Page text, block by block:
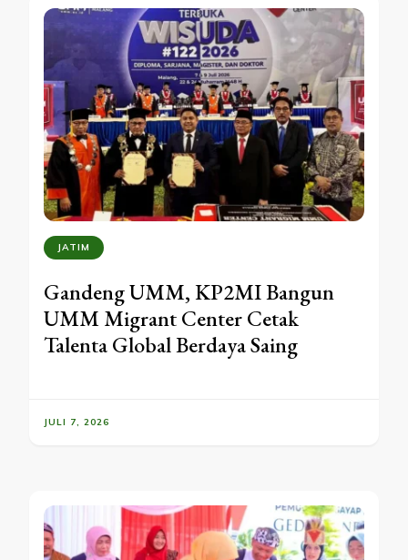
JATIM
Gandeng UMM, KP2MI Bangun
UMM Migrant Center Cetak
Talenta Global Berdaya Saing
JULI 7, 2026